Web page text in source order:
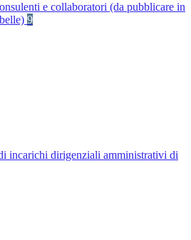
e collaboratori (da pubblicare in
9
incarichi dirigenziali amministrativi di